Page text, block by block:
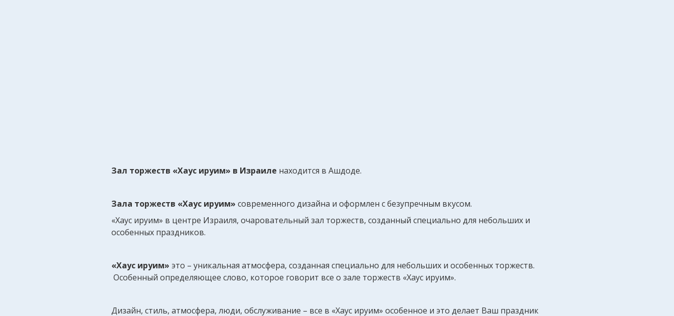
Зал торжеств «Хаус ируим» в Израиле находится в Ашдоде.
Зала торжеств «Хаус ируим» современного дизайна и оформлен с безупречным вкусом.
«Хаус ируим» в центре Израиля, очаровательный зал торжеств, созданный специально для небольших и
особенных праздников.
«Хаус ируим» это – уникальная атмосфера, созданная специально для небольших и особенных торжеств.
Особенный определяющее слово, которое говорит все о зале торжеств «Хаус ируим».
Дизайн, стиль, атмосфера, люди, обслуживание – все в «Хаус ируим» особенное и это делает Ваш праздник